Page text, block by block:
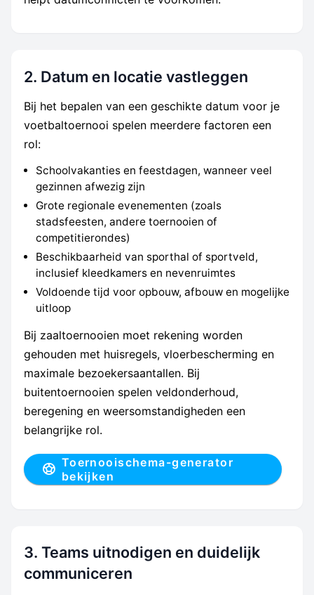
2. Datum en locatie vastleggen
Bij het bepalen van een geschikte datum voor je
voetbaltoernooi spelen meerdere factoren een
rol:
Schoolvakanties en feestdagen, wanneer veel
gezinnen afwezig zijn
Grote regionale evenementen (zoals
stadsfeesten, andere toernooien of
competitierondes)
Beschikbaarheid van sporthal of sportveld,
inclusief kleedkamers en nevenruimtes
Voldoende tijd voor opbouw, afbouw en mogelijke
uitloop
Bij zaaltoernooien moet rekening worden
gehouden met huisregels, vloerbescherming en
maximale bezoekersaantallen. Bij
buitentoernooien spelen veldonderhoud,
beregening en weersomstandigheden een
belangrijke rol.
Toernooischema-generator
bekijken
3. Teams uitnodigen en duidelijk
communiceren